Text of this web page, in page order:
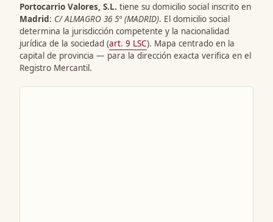
Portocarrio Valores, S.L. tiene su domicilio social inscrito en
Madrid: C/ ALMAGRO 36 5º (MADRID). El domicilio social
determina la jurisdicción competente y la nacionalidad
jurídica de la sociedad (art. 9 LSC). Mapa centrado en la
capital de provincia — para la dirección exacta verifica en el
Registro Mercantil.